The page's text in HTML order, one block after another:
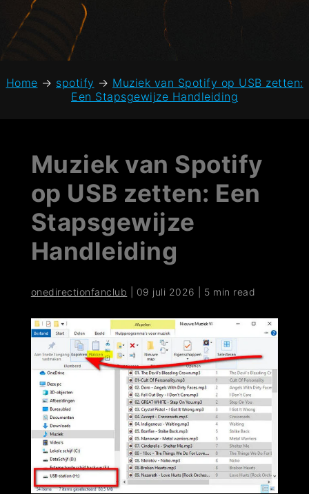
Home → spotify → Muziek van Spotify op USB zetten:
Een Stapsgewijze Handleiding
Muziek van Spotify
op USB zetten: Een
Stapsgewijze
Handleiding
onedirectionfanclub 09 juli 2026 5 min read